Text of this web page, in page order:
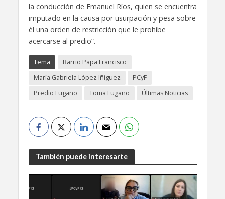
la conducción de Emanuel Ríos, quien se encuentra
imputado en la causa por usurpación y pesa sobre
él una orden de restricción que le prohíbe
acercarse al predio”.
Tema
Barrio Papa Francisco
María Gabriela López Iñiguez
PCyF
Predio Lugano
Toma Lugano Últimas Noticias
También puede interesarte